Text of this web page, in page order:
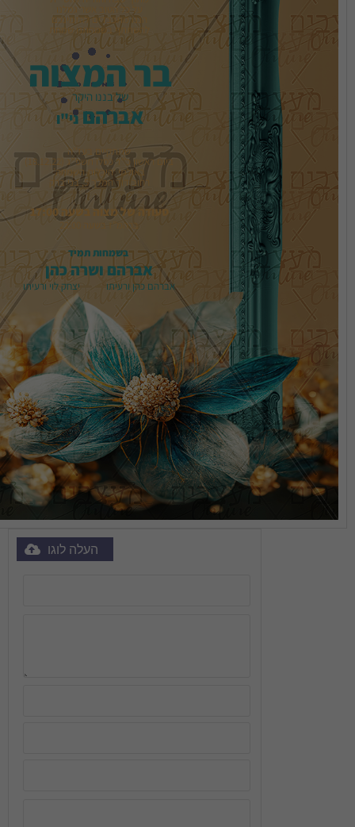
להשתתף בשמחתנו שמחת
בר המצוה
של בננו היקר
אברהם
רחוב דוד המלך 5, בני ברק
סעודה של מצוה בשעה 17:00
ברהמ”ז בשעה 22:00
בשמחות תמיד
אברהם ושרה כהן
אברהם כהן ורעיתו           יצחק לוי ורעיתו